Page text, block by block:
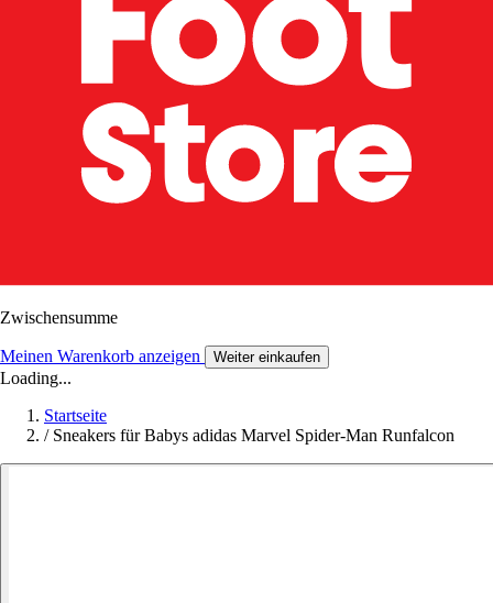
Zwischensumme
Meinen Warenkorb anzeigen Weiter einkaufen
Loading...
Startseite
/ Sneakers für Babys adidas Marvel Spider-Man Runfalcon